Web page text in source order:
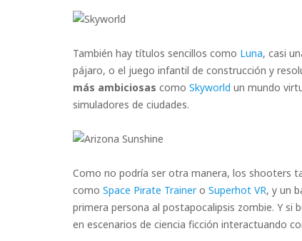
También hay títulos sencillos como Luna, casi
pájaro, o el juego infantil de construcción y
más ambiciosas como Skyworld un mundo
simuladores de ciudades.
Como no podría ser otra manera, los shooters
como Space Pirate Trainero Superhot VR, y un
primera persona al postapocalipsis zombie. Y si
en escenarios de ciencia ficción interactuando